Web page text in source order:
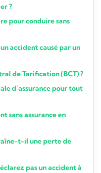
?
pour conduire sans
accident causé par un
de Tarification (BCT) ?
d’assurance pour tout
sans assurance en
t-il une perte de
pas un accident à